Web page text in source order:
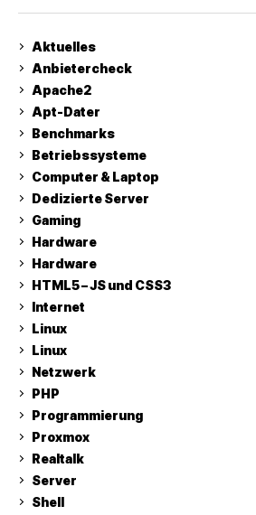
Aktuelles
Anbietercheck
Apache2
Apt-Dater
Benchmarks
Betriebssysteme
Computer & Laptop
Dedizierte Server
Gaming
Hardware
Hardware
HTML5 – JS und CSS3
Internet
Linux
Linux
Netzwerk
PHP
Programmierung
Proxmox
Realtalk
Server
Shell